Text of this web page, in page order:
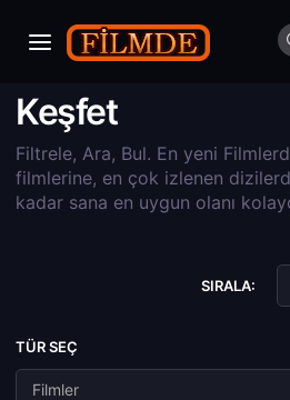
Keşfet
Filtrele, Ara, Bul. En yeni
filmlerine, en çok izlenen
kadar sana en uygun olanı
SIRALA:
TÜR SEÇ
Filmler